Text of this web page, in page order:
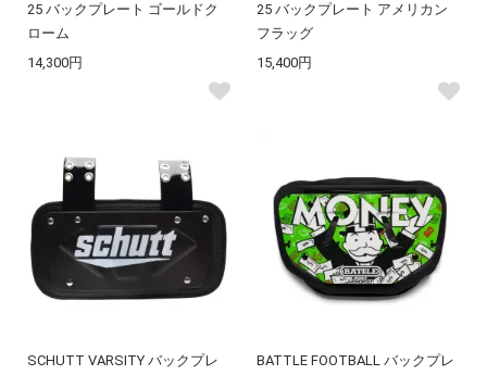
25 バックプレート ゴールドク
ローム
14,300円
25 バックプレート アメリカン
フラッグ
15,400円
SCHUTT VARSITY バックプレ
BATTLE FOOTBALL バックプレ